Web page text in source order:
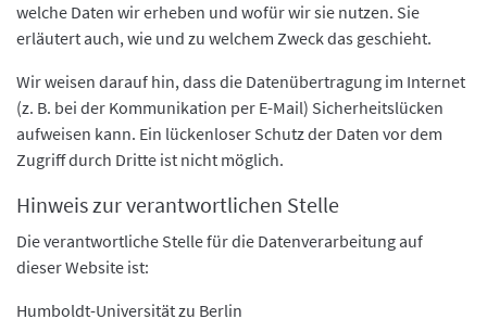
welche Daten wir erheben und wofür wir sie nutzen. Sie
erläutert auch, wie und zu welchem Zweck das geschieht.
Wir weisen darauf hin, dass die Datenübertragung im Internet
(z. B. bei der Kommunikation per E-Mail) Sicherheitslücken
aufweisen kann. Ein lückenloser Schutz der Daten vor dem
Zugriff durch Dritte ist nicht möglich.
Hinweis zur verantwortlichen Stelle
Die verantwortliche Stelle für die Datenverarbeitung auf
dieser Website ist:
Humboldt-Universität zu Berlin